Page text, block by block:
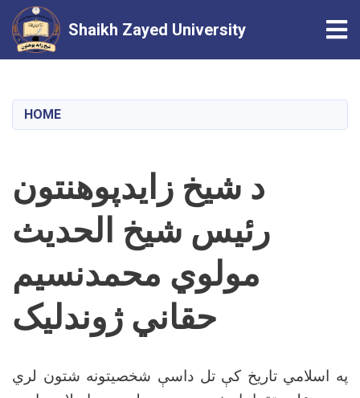
content
Shaikh Zayed University
HOME
د شیخ زایدپوهنتون
رئيس شیخ الحدیث
مولوي محمدنسیم
حقاني ژوندلیک
په اسلامي تاریخ کې تل داسې شخصیتونه شتون لري